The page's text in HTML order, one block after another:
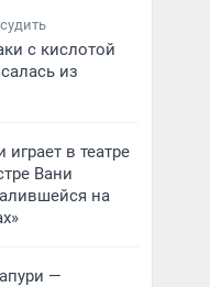
с кислотой
из
играет в театре
Вани
на
—